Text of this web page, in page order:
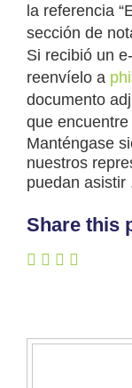
la referencia
sección de
Si recibió un
reenvíelo a
documento
que
Manténgase
nuestros
puedan asistir
Share this